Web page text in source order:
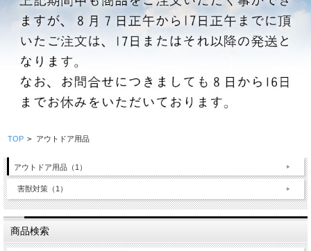
TOP > アウトドア用品
アウトドア用品（1）
害獣対策（1）
商品検索